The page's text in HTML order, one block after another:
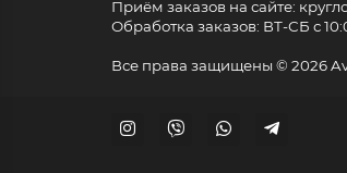
Приём заказов на сайте:
Обработка заказов: ВТ-СБ с
Все права защищены © 2026